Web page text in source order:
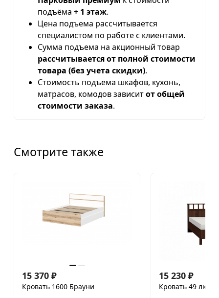
подъёма + 1 этаж.
Цена подъема рассчитывается
специалистом по работе с клиентами.
Сумма подъема на акционный товар
рассчитывается от полной стоимости
товара (без учета скидки).
Стоимость подъема шкафов, кухонь,
матрасов, комодов зависитот общей
стоимости заказа.
Смотрите также
15 370 ₽
Кровать 1600 Брауни
15 230 ₽
Кровать 49 люкс